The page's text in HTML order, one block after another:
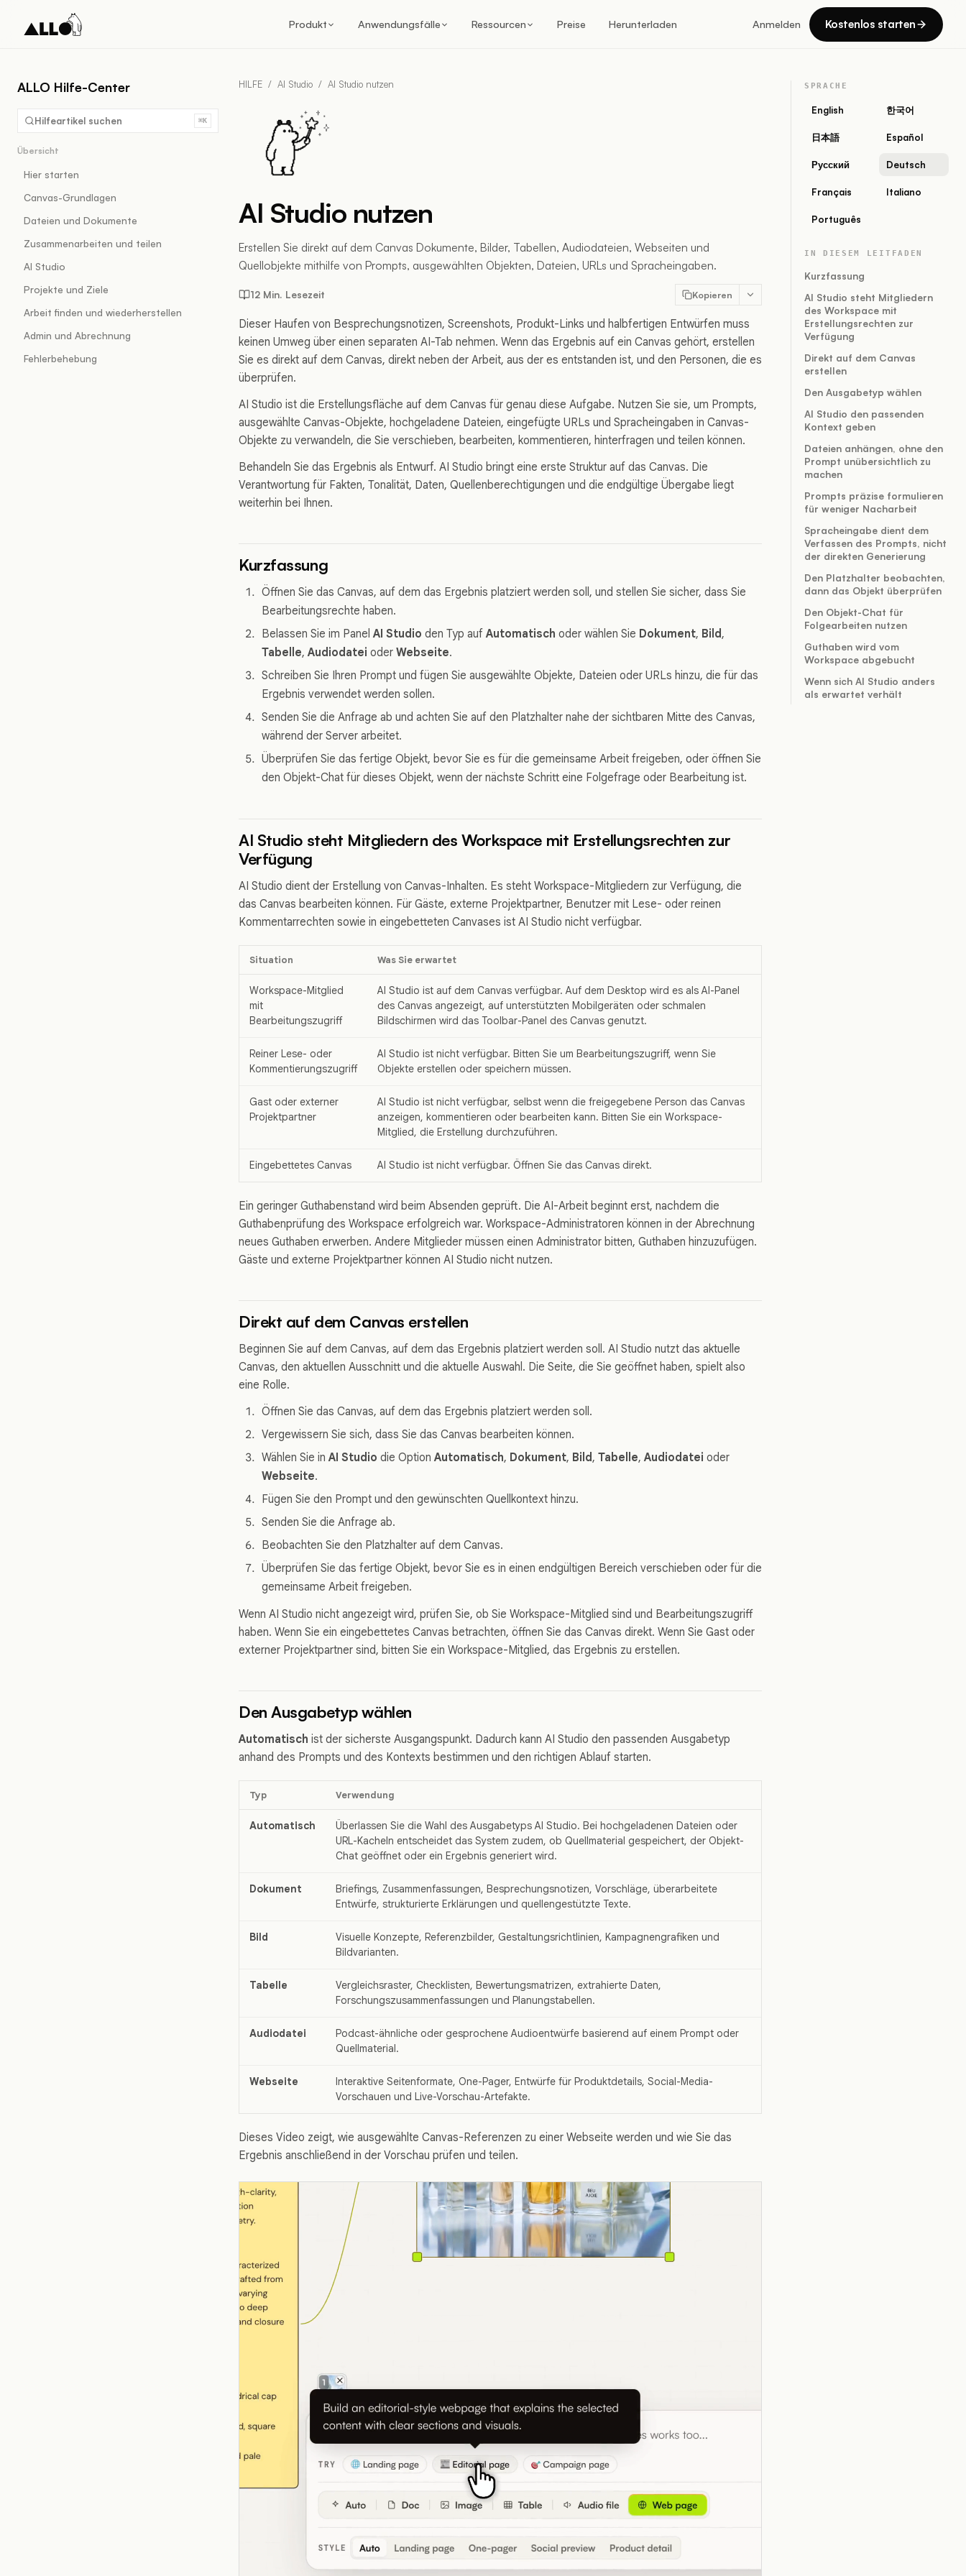
Produkt Anwendungsfälle Ressourcen Preise Herunterladen Anmelden Kostenlos starten
ALLO Hilfe-Center
Hilfeartikel suchen ⌘K
Übersicht
Hier starten
Canvas-Grundlagen
Dateien und Dokumente
Zusammenarbeiten und teilen
AI Studio
Projekte und Ziele
Arbeit finden und wiederherstellen
Admin und Abrechnung
Fehlerbehebung
HILFE / AI Studio / AI Studio nutzen
AI Studio nutzen
Erstellen Sie direkt auf dem Canvas Dokumente, Bilder, Tabellen, Audiodateien, Webseiten und
Quellobjekte mithilfe von Prompts, ausgewählten Objekten, Dateien, URLs und Spracheingaben.
12 Min. Lesezeit Kopieren
Dieser Haufen von Besprechungsnotizen, Screenshots, Produkt-Links und halbfertigen Entwürfen muss
keinen Umweg über einen separaten AI-Tab nehmen. Wenn das Ergebnis auf ein Canvas gehört, erstellen
Sie es direkt auf dem Canvas, direkt neben der Arbeit, aus der es entstanden ist, und den Personen, die es
überprüfen.
AI Studio ist die Erstellungsfläche auf dem Canvas für genau diese Aufgabe. Nutzen Sie sie, um Prompts,
ausgewählte Canvas-Objekte, hochgeladene Dateien, eingefügte URLs und Spracheingaben in Canvas-
Objekte zu verwandeln, die Sie verschieben, bearbeiten, kommentieren, hinterfragen und teilen können.
Behandeln Sie das Ergebnis als Entwurf. AI Studio bringt eine erste Struktur auf das Canvas. Die
Verantwortung für Fakten, Tonalität, Daten, Quellenberechtigungen und die endgültige Übergabe liegt
weiterhin bei Ihnen.
Kurzfassung
Öffnen Sie das Canvas, auf dem das Ergebnis platziert werden soll, und stellen Sie sicher, dass Sie
Bearbeitungsrechte haben.
Belassen Sie im Panel AI Studio den Typ auf Automatisch oder wählen Sie Dokument, Bild ,
Tabelle, Audiodatei oder Webseite.
Schreiben Sie Ihren Prompt und fügen Sie ausgewählte Objekte, Dateien oder URLs hinzu, die für das
Ergebnis verwendet werden sollen.
Senden Sie die Anfrage ab und achten Sie auf den Platzhalter nahe der sichtbaren Mitte des Canvas,
während der Server arbeitet.
Überprüfen Sie das fertige Objekt, bevor Sie es für die gemeinsame Arbeit freigeben, oder öffnen Sie
den Objekt-Chat für dieses Objekt, wenn der nächste Schritt eine Folgefrage oder Bearbeitung ist.
AI Studio steht Mitgliedern des Workspace mit Erstellungsrechten zur
Verfügung
AI Studio dient der Erstellung von Canvas-Inhalten. Es steht Workspace-Mitgliedern zur Verfügung, die
das Canvas bearbeiten können. Für Gäste, externe Projektpartner, Benutzer mit Lese- oder reinen
Kommentarrechten sowie in eingebetteten Canvases ist AI Studio nicht verfügbar.
Situation Was Sie erwartet
Workspace-Mitglied
mit
Bearbeitungszugriff
AI Studio ist auf dem Canvas verfügbar. Auf dem Desktop wird es als AI-Panel
des Canvas angezeigt, auf unterstützten Mobilgeräten oder schmalen
Bildschirmen wird das Toolbar-Panel des Canvas genutzt.
Reiner Lese- oder
Kommentierungszugriff
AI Studio ist nicht verfügbar. Bitten Sie um Bearbeitungszugriff, wenn Sie
Objekte erstellen oder speichern müssen.
Gast oder externer
Projektpartner
AI Studio ist nicht verfügbar, selbst wenn die freigegebene Person das Canvas
anzeigen, kommentieren oder bearbeiten kann. Bitten Sie ein Workspace-
Mitglied, die Erstellung durchzuführen.
Eingebettetes Canvas AI Studio ist nicht verfügbar. Öffnen Sie das Canvas direkt.
Ein geringer Guthabenstand wird beim Absenden geprüft. Die AI-Arbeit beginnt erst, nachdem die
Guthabenprüfung des Workspace erfolgreich war. Workspace-Administratoren können in der Abrechnung
neues Guthaben erwerben. Andere Mitglieder müssen einen Administrator bitten, Guthaben hinzuzufügen.
Gäste und externe Projektpartner können AI Studio nicht nutzen.
Direkt auf dem Canvas erstellen
Beginnen Sie auf dem Canvas, auf dem das Ergebnis platziert werden soll. AI Studio nutzt das aktuelle
Canvas, den aktuellen Ausschnitt und die aktuelle Auswahl. Die Seite, die Sie geöffnet haben, spielt also
eine Rolle.
Öffnen Sie das Canvas, auf dem das Ergebnis platziert werden soll.
Vergewissern Sie sich, dass Sie das Canvas bearbeiten können.
Wählen Sie in AI Studio die Option Automatisch, Dokument, Bild , Tabelle, Audiodatei oder
Webseite.
Fügen Sie den Prompt und den gewünschten Quellkontext hinzu.
Senden Sie die Anfrage ab.
Beobachten Sie den Platzhalter auf dem Canvas.
Überprüfen Sie das fertige Objekt, bevor Sie es in einen endgültigen Bereich verschieben oder für die
gemeinsame Arbeit freigeben.
Wenn AI Studio nicht angezeigt wird, prüfen Sie, ob Sie Workspace-Mitglied sind und Bearbeitungszugriff
haben. Wenn Sie ein eingebettetes Canvas betrachten, öffnen Sie das Canvas direkt. Wenn Sie Gast oder
externer Projektpartner sind, bitten Sie ein Workspace-Mitglied, das Ergebnis zu erstellen.
Den Ausgabetyp wählen
Automatisch ist der sicherste Ausgangspunkt. Dadurch kann AI Studio den passenden Ausgabetyp
anhand des Prompts und des Kontexts bestimmen und den richtigen Ablauf starten.
Typ Verwendung
Automatisch
Überlassen Sie die Wahl des Ausgabetyps AI Studio. Bei hochgeladenen Dateien oder
URL-Kacheln entscheidet das System zudem, ob Quellmaterial gespeichert, der Objekt-
Chat geöffnet oder ein Ergebnis generiert wird.
Dokument
Briefings, Zusammenfassungen, Besprechungsnotizen, Vorschläge, überarbeitete
Entwürfe, strukturierte Erklärungen und quellengestützte Texte.
Bild
Visuelle Konzepte, Referenzbilder, Gestaltungsrichtlinien, Kampagnengrafiken und
Bildvarianten.
Tabelle
Vergleichsraster, Checklisten, Bewertungsmatrizen, extrahierte Daten,
Forschungszusammenfassungen und Planungstabellen.
Audiodatei
Podcast-ähnliche oder gesprochene Audioentwürfe basierend auf einem Prompt oder
Quellmaterial.
Webseite
Interaktive Seitenformate, One-Pager, Entwürfe für Produktdetails, Social-Media-
Vorschauen und Live-Vorschau-Artefakte.
Dieses Video zeigt, wie ausgewählte Canvas-Referenzen zu einer Webseite werden und wie Sie das
Ergebnis anschließend in der Vorschau prüfen und teilen.
SPRACHE
English 한국어
日本語 Español
Русский Deutsch
Français Italiano
Português
IN DIESEM LEITFADEN
Kurzfassung
AI Studio steht Mitgliedern
des Workspace mit
Erstellungsrechten zur
Verfügung
Direkt auf dem Canvas
erstellen
Den Ausgabetyp wählen
AI Studio den passenden
Kontext geben
Dateien anhängen, ohne den
Prompt unübersichtlich zu
machen
Prompts präzise formulieren
für weniger Nacharbeit
Spracheingabe dient dem
Verfassen des Prompts, nicht
der direkten Generierung
Den Platzhalter beobachten,
dann das Objekt überprüfen
Den Objekt-Chat für
Folgearbeiten nutzen
Guthaben wird vom
Workspace abgebucht
Wenn sich AI Studio anders
als erwartet verhält